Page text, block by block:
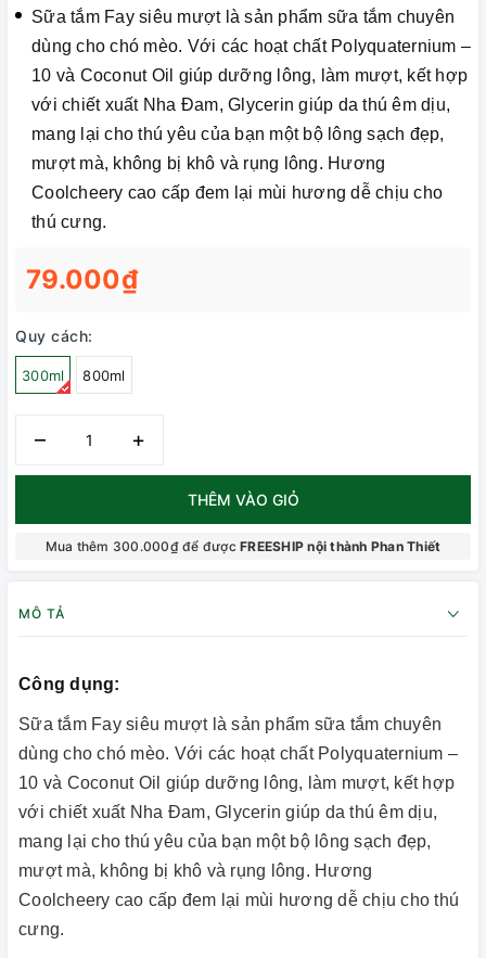
Sữa tắm Fay siêu mượt là sản phẩm sữa tắm chuyên
dùng cho chó mèo. Với các hoạt chất Polyquaternium –
10 và Coconut Oil giúp dưỡng lông, làm mượt, kết hợp
với chiết xuất Nha Đam, Glycerin giúp da thú êm dịu,
mang lại cho thú yêu của bạn một bộ lông sạch đẹp,
mượt mà, không bị khô và rụng lông. Hương
Coolcheery cao cấp đem lại mùi hương dễ chịu cho
thú cưng.
79.000₫
Quy cách:
300ml 800ml
– +
THÊM VÀO GIỎ
Mua thêm 300.000₫ để đượcFREESHIP nội thành Phan Thiết
MÔ TẢ
Công dụng:
Sữa tắm Fay siêu mượt là sản phẩm sữa tắm chuyên
dùng cho chó mèo. Với các hoạt chất Polyquaternium –
10 và Coconut Oil giúp dưỡng lông, làm mượt, kết hợp
với chiết xuất Nha Đam, Glycerin giúp da thú êm dịu,
mang lại cho thú yêu của bạn một bộ lông sạch đẹp,
mượt mà, không bị khô và rụng lông. Hương
Coolcheery cao cấp đem lại mùi hương dễ chịu cho thú
cưng.